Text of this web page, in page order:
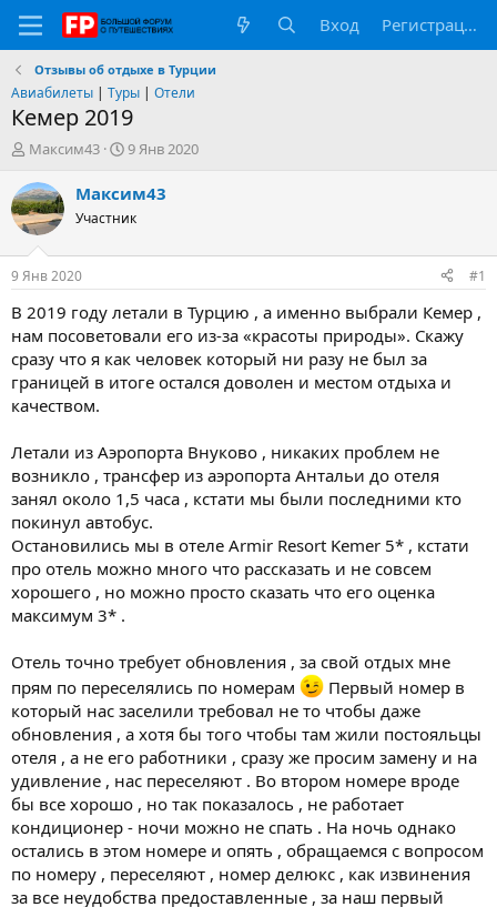
Вход Регистрация
Отзывы об отдыхе в Турции
Авиабилеты | Туры | Отели
Кемер 2019
А
т
о
р
т
е
м
ы
Максим43
Д
т
н
а
л
9 Янв 2020
Максим43
Участник
9 Янв 2020 #1
В 2019 году летали в Турцию , а именно выбрали Кемер ,
нам посоветовали его из-за «красоты природы». Скажу
сразу что я как человек который ни разу не был за
границей в итоге остался доволен и местом отдыха и
качеством.
Летали из Аэропорта Внуково , никаких проблем не
возникло , трансфер из аэропорта Антальи до отеля
занял около 1,5 часа , кстати мы были последними кто
покинул автобус.
Остановились мы в отеле Armir Resort Kemer 5* , кстати
про отель можно много что рассказать и не совсем
хорошего , но можно просто сказать что его оценка
максимум 3* .
Отель точно требует обновления , за свой отдых мне
прям по переселялись по номерам
Первый номер в
который нас заселили требовал не то чтобы даже
обновления , а хотя бы того чтобы там жили постояльцы
отеля , а не его работники , сразу же просим замену и на
удивление , нас переселяют . Во втором номере вроде
бы все хорошо , но так показалось , не работает
кондиционер - ночи можно не спать . На ночь однако
остались в этом номере и опять , обращаемся с вопросом
по номеру , переселяют , номер делюкс , как извинения
за все неудобства предоставленные , за наш первый